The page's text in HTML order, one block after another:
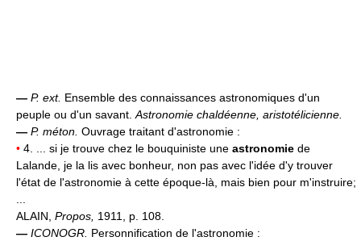
— P. ext. Ensemble des connaissances astronomiques d'un
peuple ou d'un savant. Astronomie chaldéenne, aristotélicienne.
— P. méton. Ouvrage traitant d'astronomie :
• 4. ... si je trouve chez le bouquiniste une astronomie de
Lalande, je la lis avec bonheur, non pas avec l'idée d'y trouver
l'état de l'astronomie à cette époque-là, mais bien pour m'instruire;
ALAIN, Propos, 1911, p. 108.
— ICONOGR. Personnification de l'astronomie :